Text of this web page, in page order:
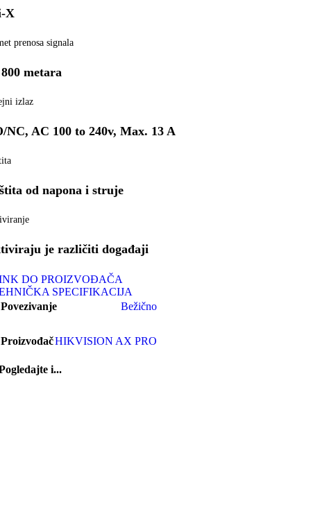
X
prenosa signala
metara
izlaz
NC, AC 100 to 240v, Max. 13 A
od napona i struje
je različiti događaji
DO PROIZVOĐAČA
SPECIFIKACIJA
Povezivanje
Bežično
ProizvođačHIKVISION AX PRO
i...